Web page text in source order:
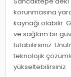
korunmasına
kaynağı olabilir.
ve sağlam bir
tutabilirsiniz.
teknolojik
yükseltebilirsiniz.